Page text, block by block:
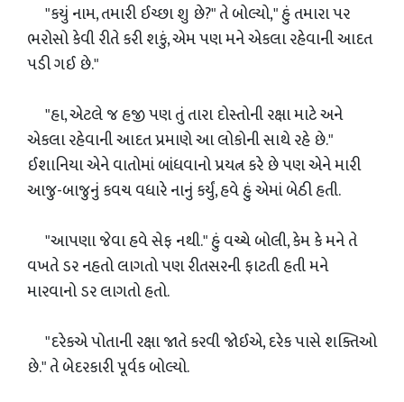
"કયું નામ, તમારી ઈચ્છા શુ છે?" તે બોલ્યો," હું તમારા પર
ભરોસો કેવી રીતે કરી શકું, એમ પણ મને એકલા રહેવાની આદત
પડી ગઈ છે."
"હા, એટલે જ હજી પણ તું તારા દોસ્તોની રક્ષા માટે અને
એકલા રહેવાની આદત પ્રમાણે આ લોકોની સાથે રહે છે."
ઈશાનિયા એને વાતોમાં બાંધવાનો પ્રયત્ન કરે છે પણ એને મારી
આજુ-બાજુનું કવચ વધારે નાનું કર્યું, હવે હું એમાં બેઠી હતી.
"આપણા જેવા હવે સેફ નથી." હું વચ્ચે બોલી, કેમ કે મને તે
વખતે ડર નહતો લાગતો પણ રીતસરની ફાટતી હતી મને
મારવાનો ડર લાગતો હતો.
"દરેકએ પોતાની રક્ષા જાતે કરવી જોઈએ, દરેક પાસે શક્તિઓ
છે." તે બેદરકારી પૂર્વક બોલ્યો.